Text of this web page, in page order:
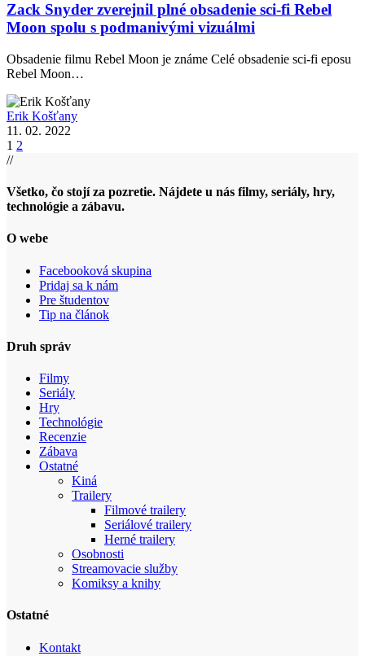
Zack Snyder zverejnil plné obsadenie sci-fi Rebel
Moon spolu s podmanivými vizuálmi
Obsadenie filmu Rebel Moon je známe Celé obsadenie sci-fi eposu
Rebel Moon…
Erik Košťany
11. 02. 2022
1 2
//
Všetko, čo stojí za pozretie. Nájdete u nás filmy, seriály, hry,
technológie a zábavu.
O webe
Facebooková skupina
Pridaj sa k nám
Pre študentov
Tip na článok
Druh správ
Filmy
Seriály
Hry
Technológie
Recenzie
Zábava
Ostatné
Kiná
Trailery
Filmové trailery
Seriálové trailery
Herné trailery
Osobnosti
Streamovacie služby
Komiksy a knihy
Ostatné
Kontakt